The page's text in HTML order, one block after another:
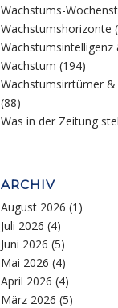
Wachstums-
Wachstumshorizonte
Wachstum (194)
Wachstumsirrtümer
(88)
Was in der Zeitung
ARCHIV
August 2026 (1)
Juli 2026 (4)
Juni 2026 (5)
Mai 2026 (4)
April 2026 (4)
März 2026 (5)